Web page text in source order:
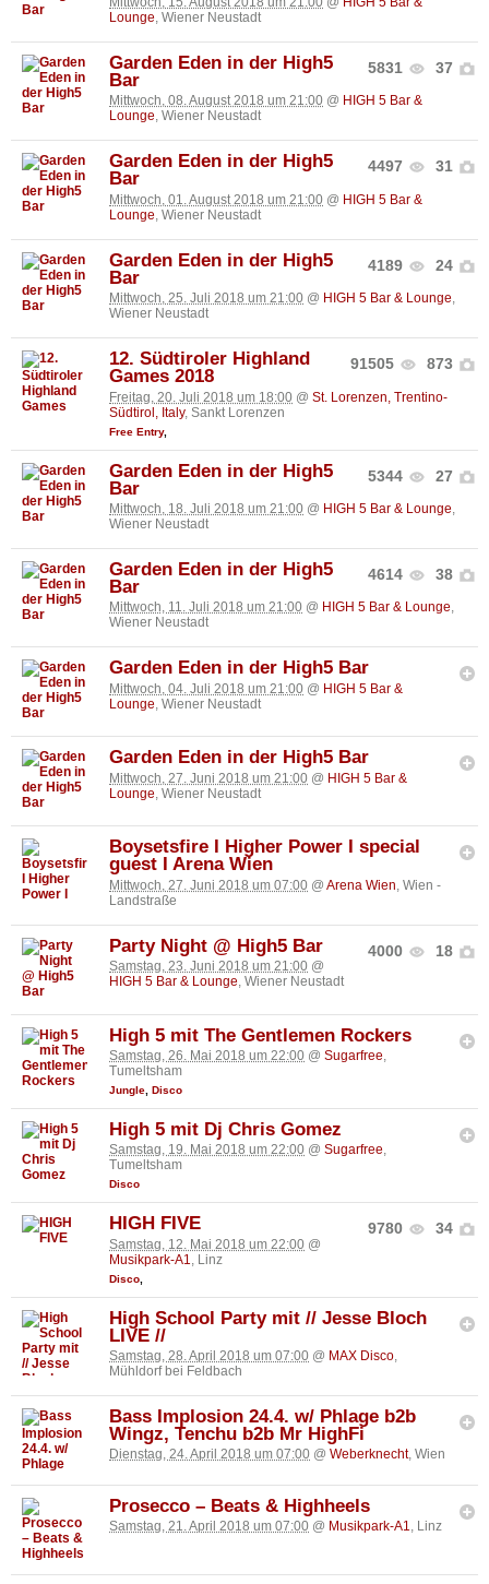
Lounge, Wiener Neustadt
5831 37
Garden Eden in der High5
Bar
Mittwoch, 08. August 2018 um 21:00 @ HIGH 5 Bar &
Lounge, Wiener Neustadt
4497 31
Garden Eden in der High5
Bar
Mittwoch, 01. August 2018 um 21:00 @ HIGH 5 Bar &
Lounge , Wiener Neustadt
4189 24
Garden Eden in der High5
Bar
Mittwoch, 25. Juli 2018 um 21:00 @ HIGH 5 Bar & Lounge,
Wiener Neustadt
91505 873
12. Südtiroler Highland
Games 2018
Freitag, 20. Juli 2018 um 18:00 @ St. Lorenzen, Trentino-
Südtirol, Italy, Sankt Lorenzen
Free Entry,
5344 27
Garden Eden in der High5
Bar
Mittwoch, 18. Juli 2018 um 21:00 @ HIGH 5 Bar & Lounge,
Wiener Neustadt
4614 38
Garden Eden in der High5
Bar
Mittwoch, 11. Juli 2018 um 21:00 @ HIGH 5 Bar & Lounge,
Wiener Neustadt
Garden Eden in der High5 Bar
Mittwoch, 04. Juli 2018 um 21:00 @ HIGH 5 Bar &
Lounge , Wiener Neustadt
Garden Eden in der High5 Bar
Mittwoch, 27. Juni 2018 um 21:00 @ HIGH 5 Bar &
Lounge , Wiener Neustadt
Boysetsfire I Higher Power I special
guest I Arena Wien
Mittwoch, 27. Juni 2018 um 07:00 @ Arena Wien , Wien -
Landstraße
4000 18
Party Night @ High5 Bar
Samstag, 23. Juni 2018 um 21:00 @
HIGH 5 Bar & Lounge, Wiener Neustadt
High 5 mit The Gentlemen Rockers
Samstag, 26. Mai 2018 um 22:00 @ Sugarfree,
Tumeltsham
Jungle Disco
High 5 mit Dj Chris Gomez
Samstag, 19. Mai 2018 um 22:00 @ Sugarfree,
Tumeltsham
Disco
9780 34
HIGH FIVE
Samstag, 12. Mai 2018 um 22:00 @
Musikpark-A1
, Linz
Disco
High School Party mit // Jesse Bloch
LIVE //
Samstag, 28. April 2018 um 07:00 @ MAX Disco,
Mühldorf bei Feldbach
Bass Implosion 24.4. w/ Phlage b2b
Wingz, Tenchu b2b Mr HighFi
Dienstag, 24. April 2018 um 07:00 @ Weberknecht, Wien
Prosecco – Beats & Highheels
Samstag, 21. April 2018 um 07:00 @ Musikpark-A1, Linz